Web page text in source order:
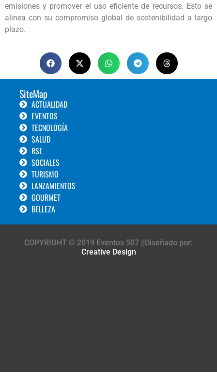
emisiones y promover el uso eficiente de recursos. Esto se
alinea con su compromiso global de sostenibilidad a largo
plazo.
SiteMap
ACTUALIDAD
EVENTOS
TECNOLOGÍA
SALUD
RSE
SOCIALES
TURISMO
LANZAMIENTOS
GOURMET
BELLEZA
COPYRIGHT © 2019 Eventos 507 ||Diseñado por:
Creative Design